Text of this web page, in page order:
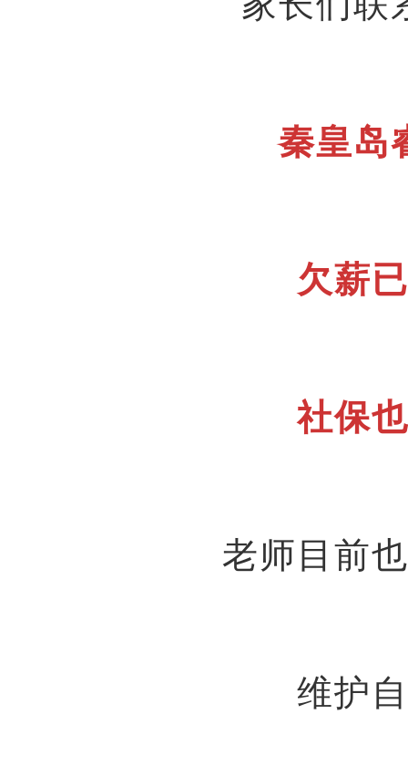
秦皇岛
欠薪
社保
老师目前
维护